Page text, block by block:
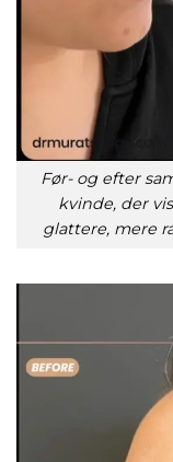
Før- og efter
kvinde, der
glattere, mere